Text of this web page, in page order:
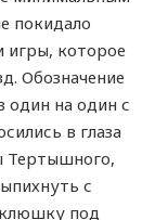
покидало
игры, которое
Обозначение
один на один с
в глаза
Тертышного,
с
клюшку под